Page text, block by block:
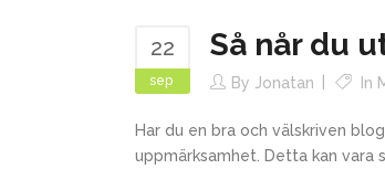
22
sep
Så når du
By Jonatan In
Har du en bra och välskriven
uppmärksamhet. Detta kan vara